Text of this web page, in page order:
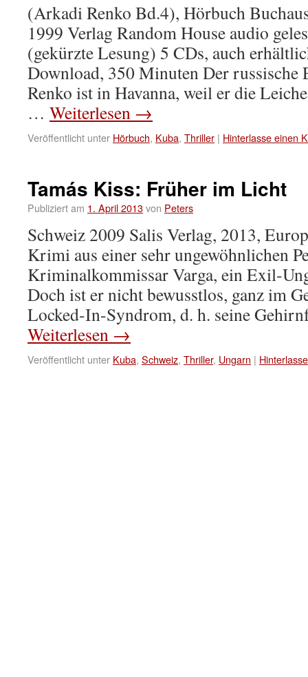
(Arkadi Renko Bd.4), Hörbuch
1999 Verlag Random House audio
(gekürzte Lesung) 5 CDs, auch
Download, 350 Minuten Der
Renko ist in Havanna, weil er die
… Weiterlesen →
Veröffentlicht unter Hörbuch, Kuba, Thriller | Hinterlasse einen
Tamás Kiss: Früher im Licht
Publiziert am 1. April 2013von Peters
Schweiz 2009 Salis Verlag, 2013,
Krimi aus einer sehr ungewöhnlichen
Kriminalkommissar Varga, ein Exil-
Doch ist er nicht bewusstlos, ganz im
Locked-In-Syndrom, d. h. seine
Weiterlesen →
Veröffentlicht unter Kuba, Schweiz, Thriller, Ungarn |